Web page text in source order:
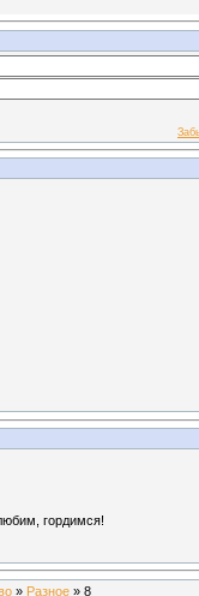
гордимся!
» Разное » 8